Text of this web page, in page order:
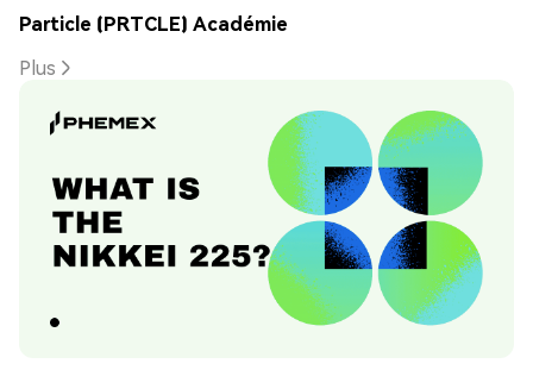
Particle (PRTCLE) Académie
Plus